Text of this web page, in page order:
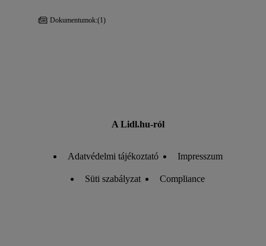
Dokumentumok:(1)
A Lidl.hu-ról
Adatvédelmi tájékoztató Impresszum
Süti szabályzat Compliance